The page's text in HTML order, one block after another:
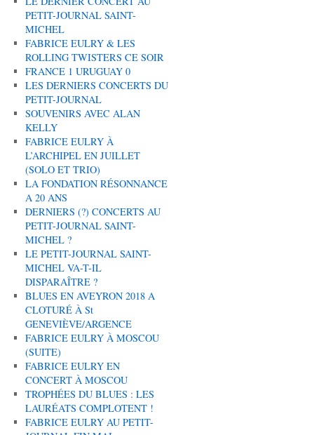
PETIT-JOURNAL SAINT-
MICHEL
FABRICE EULRY & LES
ROLLING TWISTERS CE SOIR
FRANCE 1 URUGUAY 0
LES DERNIERS CONCERTS DU
PETIT-JOURNAL
SOUVENIRS AVEC ALAN
KELLY
FABRICE EULRY À
L’ARCHIPEL EN JUILLET
(SOLO ET TRIO)
LA FONDATION RÉSONNANCE
A 20 ANS
DERNIERS (?) CONCERTS AU
PETIT-JOURNAL SAINT-
MICHEL ?
LE PETIT-JOURNAL SAINT-
MICHEL VA-T-IL
DISPARAÎTRE ?
BLUES EN AVEYRON 2018 A
CLOTURÉ À St
GENEVIÈVE/ARGENCE
FABRICE EULRY À MOSCOU
(SUITE)
FABRICE EULRY EN
CONCERT À MOSCOU
TROPHÉES DU BLUES : LES
LAURÉATS COMPLOTENT !
FABRICE EULRY AU PETIT-